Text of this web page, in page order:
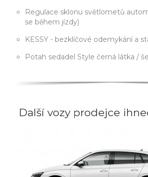
Regulace sklonu světlometů autom. dyn.
se během jízdy)
Další vozy prodejce